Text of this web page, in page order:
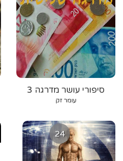
סיפורי עושר מדרגה 3
עומר זק
24